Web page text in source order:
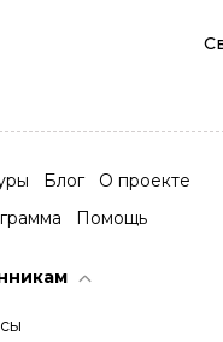
Блог
О проекте
Помощь